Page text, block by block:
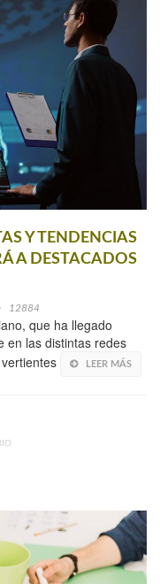
Y TENDENCIAS
A DESTACADOS
12884
que ha llegado
en las distintas redes
LEER MÁS